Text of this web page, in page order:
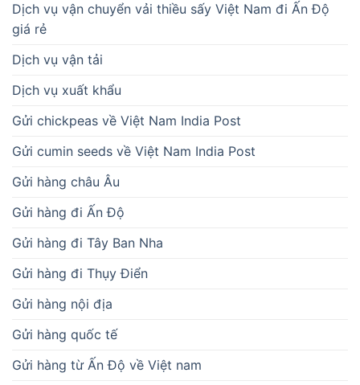
Dịch vụ vận chuyển vải thiều sấy Việt Nam đi Ấn Độ
giá rẻ
Dịch vụ vận tải
Dịch vụ xuất khẩu
Gửi chickpeas về Việt Nam India Post
Gửi cumin seeds về Việt Nam India Post
Gửi hàng châu Âu
Gửi hàng đi Ấn Độ
Gửi hàng đi Tây Ban Nha
Gửi hàng đi Thụy Điển
Gửi hàng nội địa
Gửi hàng quốc tế
Gửi hàng từ Ấn Độ về Việt nam